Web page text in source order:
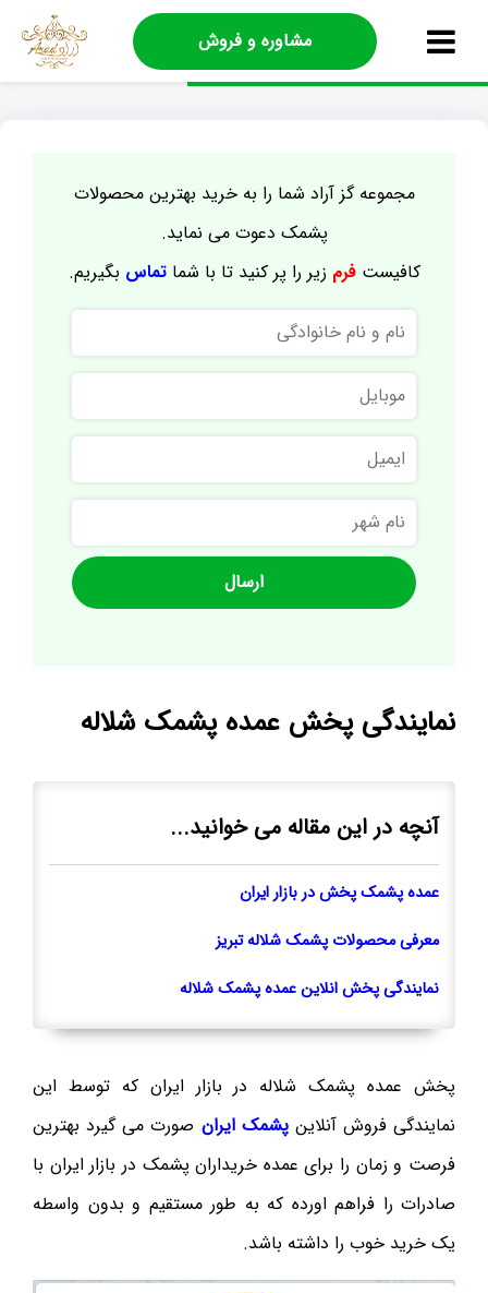
مشاوره و فروش
مجموعه گز آراد شما را به خرید بهترین محصولات
پشمک دعوت می نماید.
کافیستفرم زیر را پر کنید تا با شماتماس بگیریم.
نام
و
نام
خانوادگی
موبایل
ایمیل
نام
شهر
نمایندگی پخش عمده پشمک شلاله
آنچه در این مقاله می خوانید...
عمده پشمک پخش در بازار ایران
معرفی محصولات پشمک شلاله تبریز
نمایندگی پخش انلاین عمده پشمک شلاله
پخش عمده پشمک شلاله در بازار ایران که توسط این
نمایندگی فروش آنلاینپشمک ایران صورت می گیرد بهترین
فرصت و زمان را برای عمده خریداران پشمک در بازار ایران با
صادرات را فراهم اورده که به طور مستقیم و بدون واسطه
یک خرید خوب را داشته باشد.